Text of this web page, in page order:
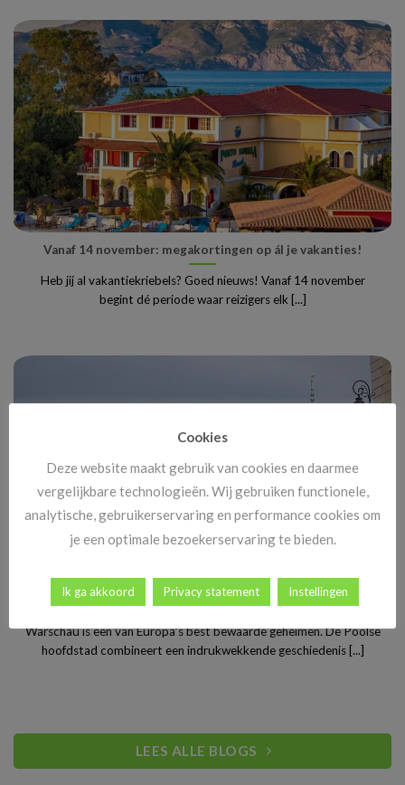
Vanaf 14 november: megakortingen op ál je vakanties!
Heb jij al vakantiekriebels? Goed nieuws! Vanaf 14 november
begint dé periode waar reizigers elk [...]
Stedentrip Warschau: ontdek de verrassende charme van
Polen’s bruisende hoofdstad
Warschau is een van Europa’s best bewaarde geheimen. De Poolse
hoofdstad combineert een indrukwekkende geschiedenis [...]
LEES ALLE BLOGS
Cookies
Deze website maakt gebruik van cookies en daarmee
vergelijkbare technologieën. Wij gebruiken functionele,
analytische, gebruikerservaring en performance cookies om
je een optimale bezoekerservaring te bieden.
Ik ga akkoord Privacy statement Instellingen